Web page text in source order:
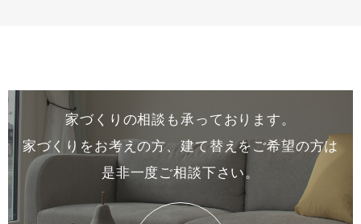
家づくりの相談も承っております。
家づくりをお考えの方、建て替えをご希望の方は
是非一度 ご相談下さい。